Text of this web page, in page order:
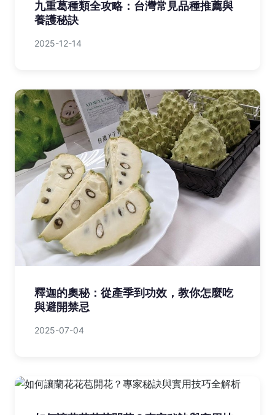
九重葛種類全攻略：台灣常見品種推薦與
養護秘訣
2025-12-14
釋迦的奧秘：從產季到功效，教你怎麼吃
與避開禁忌
2025-07-04